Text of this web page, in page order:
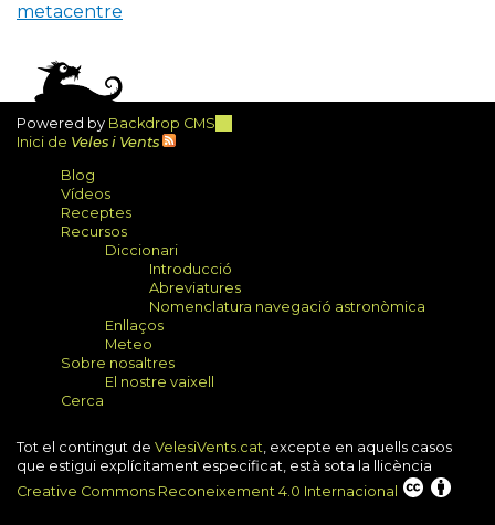
metacentre
Powered by Backdrop CMS
Inici de Veles i Vents
Blog
Vídeos
Receptes
Recursos
Diccionari
Introducció
Abreviatures
Nomenclatura navegació astronòmica
Enllaços
Meteo
Sobre nosaltres
El nostre vaixell
Cerca
Tot el contingut de VelesiVents.cat, excepte en aquells casos
que estigui explícitament especificat, està sota la llicència
Creative Commons Reconeixement 4.0 Internacional